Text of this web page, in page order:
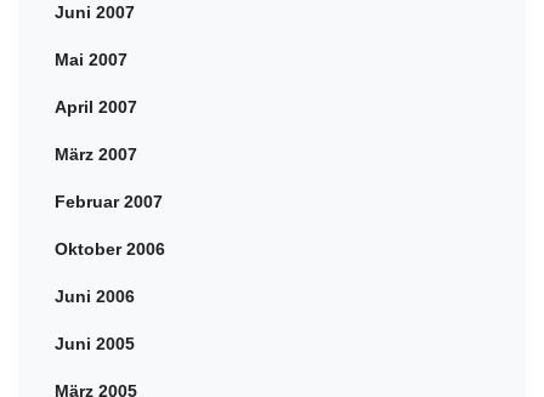
Juni 2007
Mai 2007
April 2007
März 2007
Februar 2007
Oktober 2006
Juni 2006
Juni 2005
März 2005